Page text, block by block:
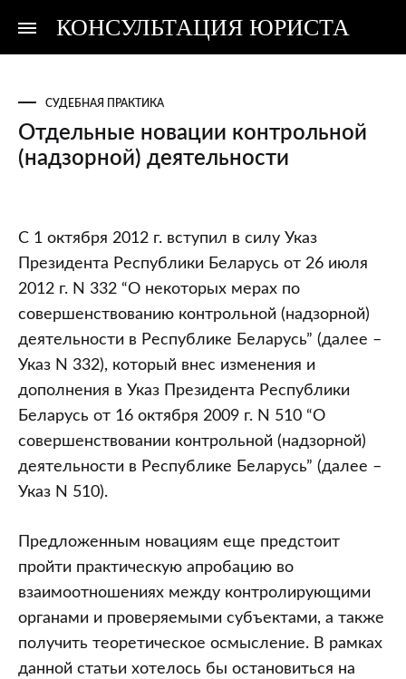
КОНСУЛЬТАЦИЯ ЮРИСТА
Консультация
Консультация
СУДЕБНАЯ ПРАКТИКА
Отдельные новации контрольной
(надзорной) деятельности
Отдельные
новации
контрольной
(надзорной)
деятельности
С 1 октября 2012 г. вступил в силу Указ
Президента Республики Беларусь от 26 июля
2012 г. N 332 “О некоторых мерах по
совершенствованию контрольной (надзорной)
деятельности в Республике Беларусь” (далее –
Указ N 332), который внес изменения и
дополнения в Указ Президента Республики
Беларусь от 16 октября 2009 г. N 510 “О
совершенствовании контрольной (надзорной)
деятельности в Республике Беларусь” (далее –
Указ N 510).
Предложенным новациям еще предстоит
пройти практическую апробацию во
взаимоотношениях между контролирующими
органами и проверяемыми субъектами, а также
получить теоретическое осмысление. В рамках
данной статьи хотелось бы остановиться на